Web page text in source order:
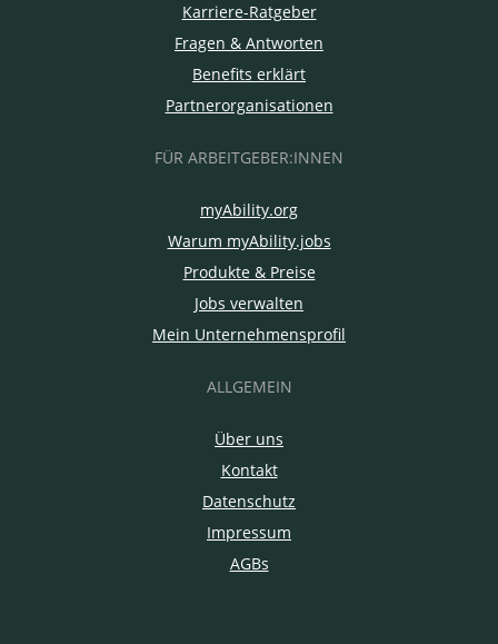
Karriere-Ratgeber
Fragen & Antworten
Benefits erklärt
Partnerorganisationen
FÜR ARBEITGEBER:INNEN
myAbility.org
Warum myAbility.jobs
Produkte & Preise
Jobs verwalten
Mein Unternehmensprofil
ALLGEMEIN
Über uns
Kontakt
Datenschutz
Impressum
AGBs